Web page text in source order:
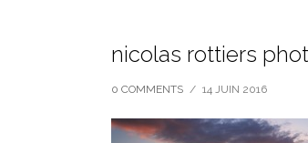
nicolas rottiers
0 COMMENTS / 14 JUIN 2016